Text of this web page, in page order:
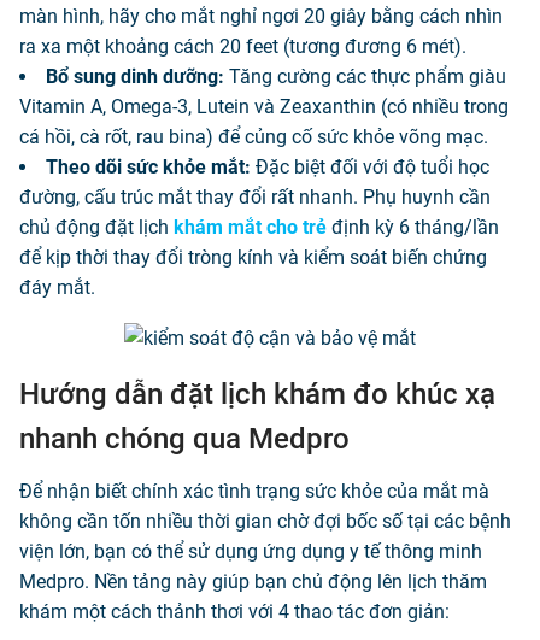
màn hình, hãy cho mắt nghỉ ngơi 20 giây bằng cách nhìn
ra xa một khoảng cách 20 feet (tương đương 6 mét).
Bổ sung dinh dưỡng: Tăng cường các thực phẩm giàu
Vitamin A, Omega-3, Lutein và Zeaxanthin (có nhiều trong
cá hồi, cà rốt, rau bina) để củng cố sức khỏe võng mạc.
Theo dõi sức khỏe mắt: Đặc biệt đối với độ tuổi học
đường, cấu trúc mắt thay đổi rất nhanh. Phụ huynh cần
chủ động đặt lịch khám mắt cho trẻ định kỳ 6 tháng/lần
để kịp thời thay đổi tròng kính và kiểm soát biến chứng
đáy mắt.
Hướng dẫn đặt lịch khám đo khúc xạ
nhanh chóng qua Medpro
Để nhận biết chính xác tình trạng sức khỏe của mắt mà
không cần tốn nhiều thời gian chờ đợi bốc số tại các bệnh
viện lớn, bạn có thể sử dụng ứng dụng y tế thông minh
Medpro. Nền tảng này giúp bạn chủ động lên lịch thăm
khám một cách thảnh thơi với 4 thao tác đơn giản: